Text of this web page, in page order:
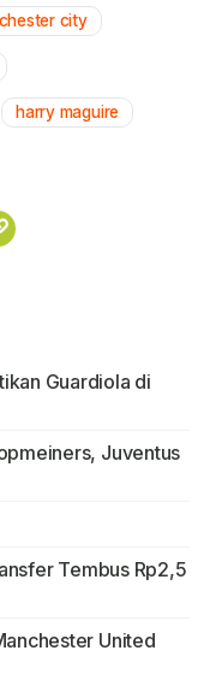
city
harry maguire
Guardiola di
Juventus
Tembus Rp2,5
United